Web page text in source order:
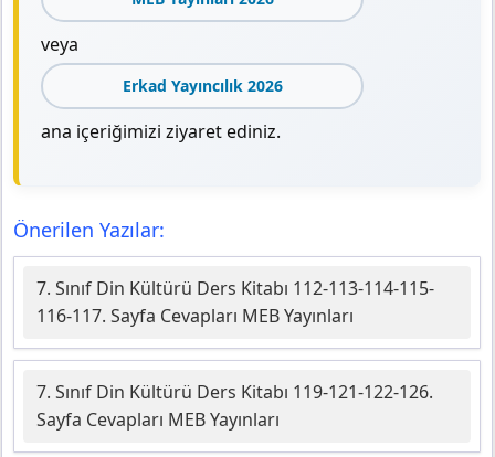
veya
Erkad Yayıncılık 2026
ana içeriğimizi ziyaret ediniz.
Önerilen Yazılar:
7. Sınıf Din Kültürü Ders Kitabı 112-113-114-115-
116-117. Sayfa Cevapları MEB Yayınları
7. Sınıf Din Kültürü Ders Kitabı 119-121-122-126.
Sayfa Cevapları MEB Yayınları